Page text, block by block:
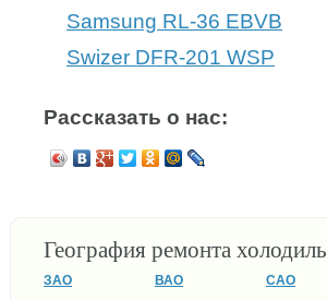
Samsung RL-36 EBVB
Swizer DFR-201 WSP
Рассказать о нас:
География ремонта
ЗАО ВАО САО